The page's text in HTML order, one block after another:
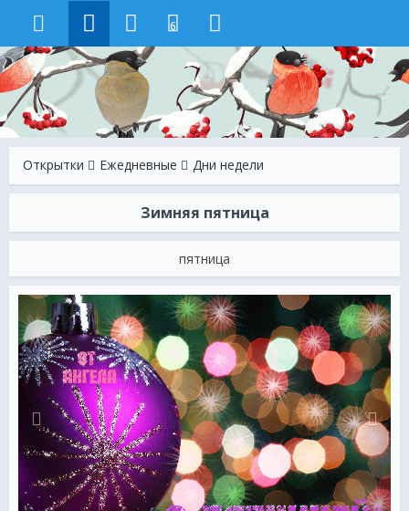
6
Открытки Ежeдневные Дни недели
Зимняя пятница
пятница